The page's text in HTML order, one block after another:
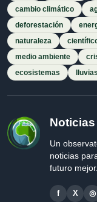
cambio climático
deforestación
naturaleza
medio ambiente
ecosistemas
lluvias
Un
noticias
futuro mejor.
f X ◎